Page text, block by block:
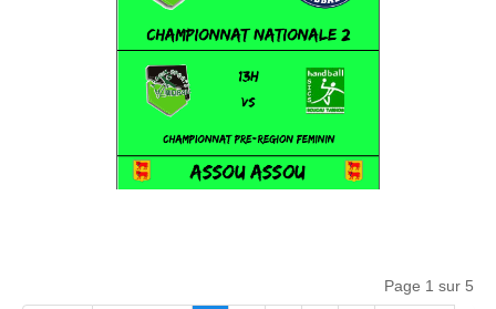
Page 1 sur 5